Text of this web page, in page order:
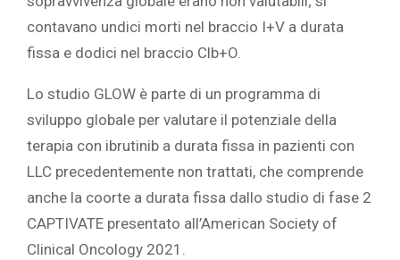
contavano undici morti nel braccio I+V a durata
fissa e dodici nel braccio Clb+O.
Lo studio GLOW è parte di un programma di
sviluppo globale per valutare il potenziale della
terapia con ibrutinib a durata fissa in pazienti con
LLC precedentemente non trattati, che comprende
anche la coorte a durata fissa dallo studio di fase 2
CAPTIVATE presentato all’American Society of
Clinical Oncology 2021.